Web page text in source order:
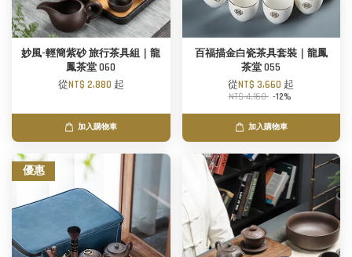
妙風-輕簡紫砂 旅行茶具組｜龍
鳳茶堂 060
從NT$ 2,880 起
加入購物車
百福描金白瓷茶具套裝｜龍鳳
茶堂 055
從NT$ 3,660 起
NT$ 4,160 -12%
加入購物車
優惠